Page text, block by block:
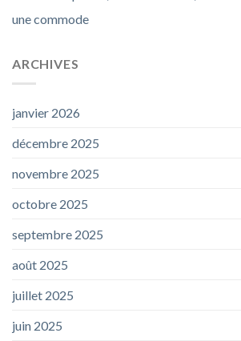
une commode
ARCHIVES
janvier 2026
décembre 2025
novembre 2025
octobre 2025
septembre 2025
août 2025
juillet 2025
juin 2025